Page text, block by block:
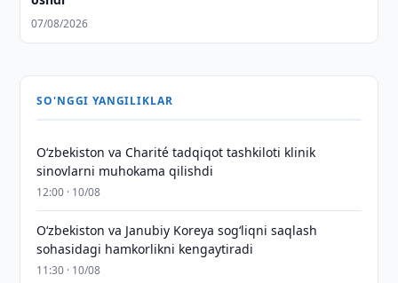
07/08/2026
SO'NGGI YANGILIKLAR
Oʻzbekiston va Charité tadqiqot tashkiloti klinik
sinovlarni muhokama qilishdi
12:00 · 10/08
Oʻzbekiston va Janubiy Koreya sogʻliqni saqlash
sohasidagi hamkorlikni kengaytiradi
11:30 · 10/08